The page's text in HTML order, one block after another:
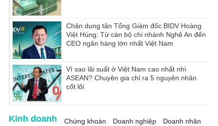
Chân dung tân Tổng Giám đốc BIDV Hoàng
Việt Hùng: Từ cán bộ chi nhánh Nghệ An đến
CEO ngân hàng lớn nhất Việt Nam
Vì sao lãi suất ở Việt Nam cao nhất nhì
ASEAN? Chuyên gia chỉ ra 5 nguyên nhân
cốt lõi
Kinh doanh Chứng khoán Doanh nghiệp Doanh nhân